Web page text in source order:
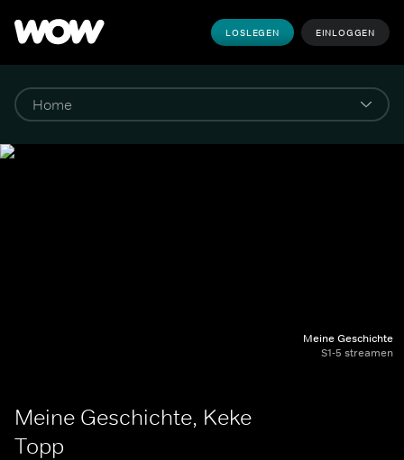
LOSLEGEN EINLOGGEN
Meine Geschichte
S1-5 streamen
Meine Geschichte, Keke
Topp